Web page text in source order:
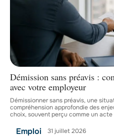
Démission sans préavis :
avec votre employeur
Démissionner sans préavis, une
compréhension approfondie des
choix, souvent perçu comme un acte
Emploi 31 juillet 2026